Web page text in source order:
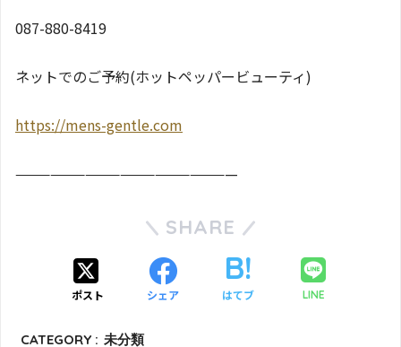
087-880-8419
ネットでのご予約(ホットペッパービューティ)
https://mens-gentle.com
———————————————————
SHARE
ポスト シェア はてブ LINE
CATEGORY : 未分類